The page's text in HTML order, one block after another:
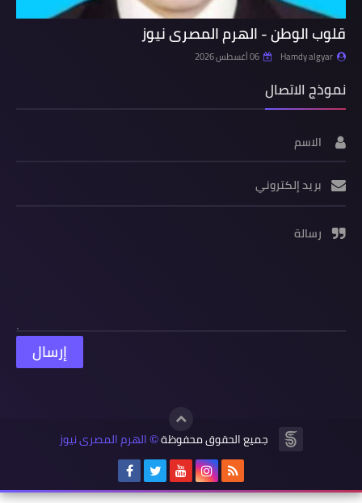
قلوب الوطن - الهرم المصرى نيوز
Hamdy algyar 06 أغسطس 2026
نموذج الاتصال
الاسم
بريد إلكتروني
رسالة
جميع الحقوق محفوظة© الهرم المصرى نيوز